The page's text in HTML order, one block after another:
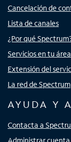
Cancelación de
Lista de canales
¿Por qué
Servicios en tu área
Extensión del
La red de Spectrum
AYUDA Y
Contacta a